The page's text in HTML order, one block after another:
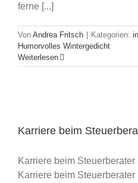
ferne [...]
Von Andrea Fritsch Kategorien:
Humorvolles Wintergedicht
Weiterlesen
Karriere beim
Karriere beim
Karriere beim